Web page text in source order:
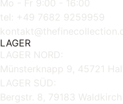
Mo - Fr 9:00 - 16:00
tel: +49 7682 9259959
LAGER
LAGER NORD:
Münsterknapp 9, 45721
LAGER SÜD:
Bergstr. 8, 79183 Waldkirch